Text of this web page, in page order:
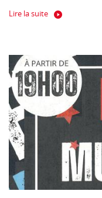
Lire la suite